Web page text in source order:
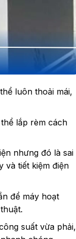
luôn thoải mái,
lắp rèm cách
nhưng đó là sai
và tiết kiệm điện
để máy hoạt
suất vừa phải,